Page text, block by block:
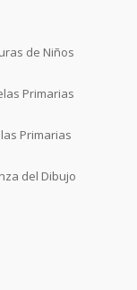
de Niños
Primarias
Primarias
del Dibujo